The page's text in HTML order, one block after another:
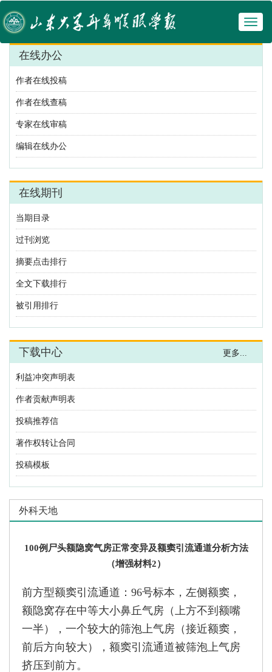
在线办公
作者在线投稿
作者在线查稿
专家在线审稿
编辑在线办公
在线期刊
当期目录
过刊浏览
摘要点击排行
全文下载排行
被引用排行
下载中心 更多...
利益冲突声明表
作者贡献声明表
投稿推荐信
著作权转让合同
投稿模板
外科天地
100例尸头额隐窝气房正常变异及额窦引流通道分析方法
（增强材料2）
前方型额窦引流通道：96号标本，左侧额窦，
额隐窝存在中等大小鼻丘气房（上方不到额嘴
一半），一个较大的筛泡上气房（接近额窦，
前后方向较大），额窦引流通道被筛泡上气房
挤压到前方。